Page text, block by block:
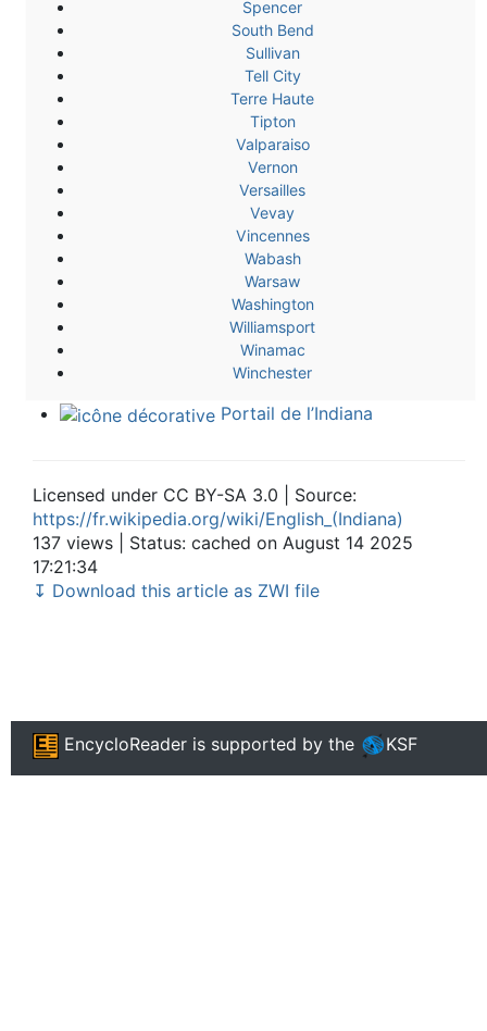
Spencer
South Bend
Sullivan
Tell City
Terre Haute
Tipton
Valparaiso
Vernon
Versailles
Vevay
Vincennes
Wabash
Warsaw
Washington
Williamsport
Winamac
Winchester
Portail de l’Indiana
Licensed under CC BY-SA 3.0 | Source:
https://fr.wikipedia.org/wiki/English_(Indiana)
137 views | Status: cached on August 14 2025
17:21:34
↧ Download this article as ZWI file
EncycloReader is supported by the KSF